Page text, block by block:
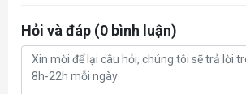
Hỏi và đáp (0 bình luận)